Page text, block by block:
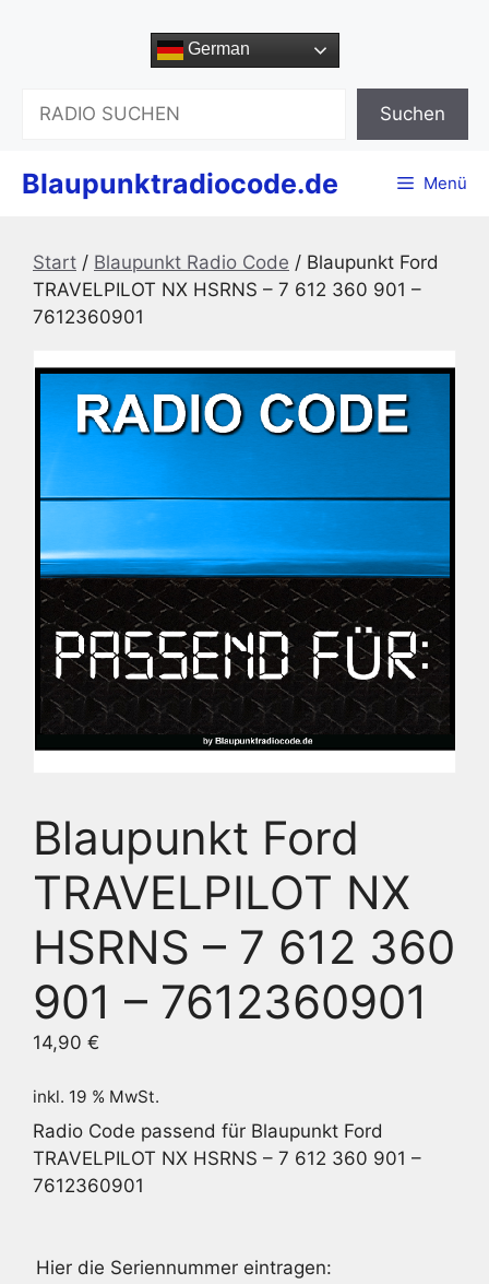
German
Suchen
Blaupunktradiocode.de Menü
Start / Blaupunkt Radio Code / Blaupunkt Ford
TRAVELPILOT NX HSRNS – 7 612 360 901 –
7612360901
Blaupunkt Ford
TRAVELPILOT NX
HSRNS – 7 612 360
901 – 7612360901
14,90 €
inkl. 19 % MwSt.
Radio Code passend für Blaupunkt Ford
TRAVELPILOT NX HSRNS – 7 612 360 901 –
7612360901
Hier die Seriennummer eintragen: